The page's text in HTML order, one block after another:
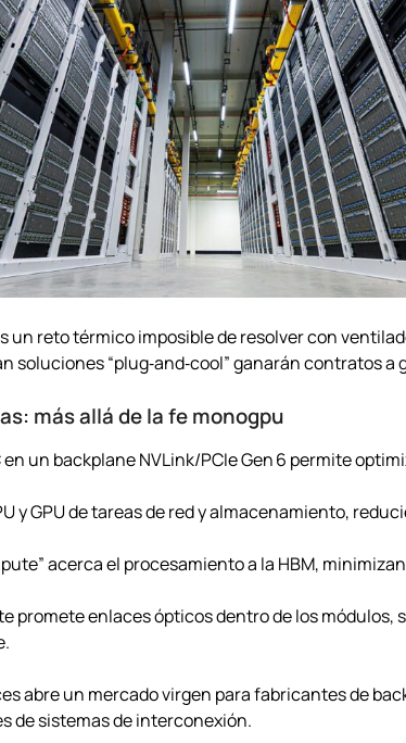
un reto térmico imposible de resolver con
soluciones “plug‑and‑cool” ganarán contratos a
más allá de la fe monogpu
en un backplane NVLink/PCIe Gen 6 permite
y GPU de tareas de red y almacenamiento,
acerca el procesamiento a la HBM,
promete enlaces ópticos dentro de los módulos,
abre un mercado virgen para fabricantes de
de sistemas de interconexión.